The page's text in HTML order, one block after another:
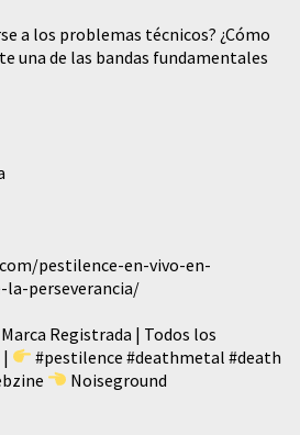
a los problemas técnicos? ¿Cómo
una de las bandas fundamentales
pestilence-en-vivo-en-
perseverancia/
Registrada | Todos los
#pestilence #deathmetal #death
Noiseground